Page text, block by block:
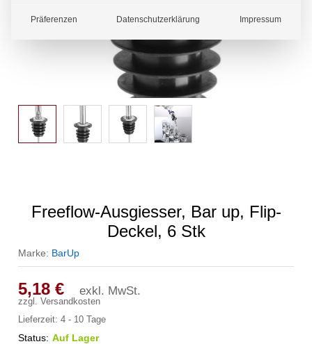
Freeflow-Ausgiesser, Bar up, Flip-
Deckel, 6 Stk
Marke: BarUp
5,18€ exkl. MwSt.
zzgl.Versandkosten
Lieferzeit:4 - 10 Tage
Status: Auf Lager
Präferenzen Datenschutzerklärung Impressum